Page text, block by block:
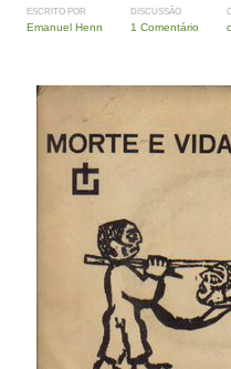
ESCRITO POR
Emanuel Henn
DISCUSSÃO
1 Comentário